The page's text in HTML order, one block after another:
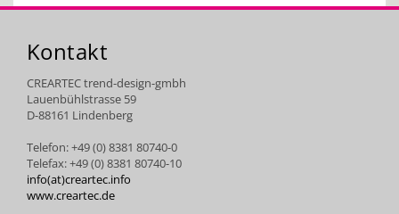
Kontakt
CREARTEC trend-design-gmbh
Lauenbühlstrasse 59
D-88161 Lindenberg
Telefon: +49 (0) 8381 80740-0
Telefax: +49 (0) 8381 80740-10
info(at)creartec.info
www.creartec.de